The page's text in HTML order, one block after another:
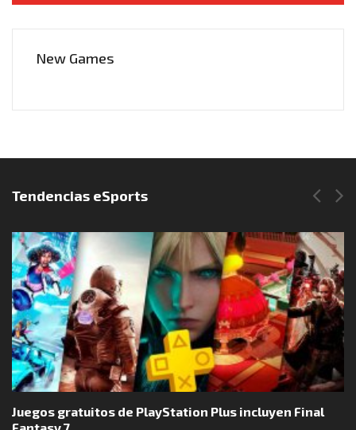
New Games
Síguenos en Instagram
Tendencias eSports
Juegos gratuitos de PlayStation Plus incluyen Final